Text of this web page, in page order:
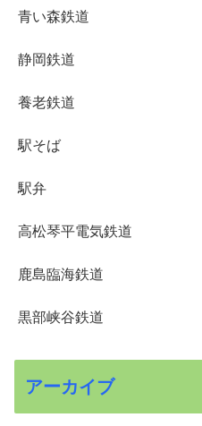
青い森鉄道
静岡鉄道
養老鉄道
駅そば
駅弁
高松琴平電気鉄道
鹿島臨海鉄道
黒部峡谷鉄道
アーカイブ